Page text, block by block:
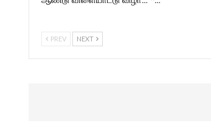
PREV NEXT